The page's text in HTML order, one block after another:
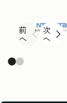
前
へ
次
へ